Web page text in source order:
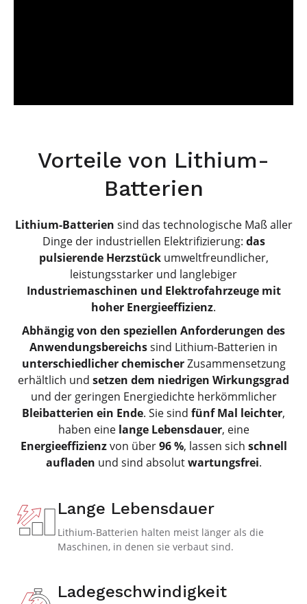
Vorteile von Lithium-
Batterien
Lithium-Batterien sind das technologische Maß aller
Dinge der industriellen Elektrifizierung: das
pulsierende Herzstück umweltfreundlicher,
leistungsstarker und langlebiger
Industriemaschinen und Elektrofahrzeuge mit
hoher Energieeffizienz.
Abhängig von den speziellen Anforderungen des
Anwendungsbereichssind Lithium-Batterien in
unterschiedlicher chemischerZusammensetzung
erhältlich und setzen dem niedrigen Wirkungsgrad
und der geringen Energiedichte herkömmlicher
Bleibatterien ein Ende. Sie sind fünf Mal leichter,
haben eine lange Lebensdauer, eine
Energieeffizienzvon über96 %, lassen sich schnell
aufladen und sind absolutwartungsfrei.
Lange Lebensdauer
Lithium-Batterien halten meist länger als die
Maschinen, in denen sie verbaut sind.
Ladegeschwindigkeit